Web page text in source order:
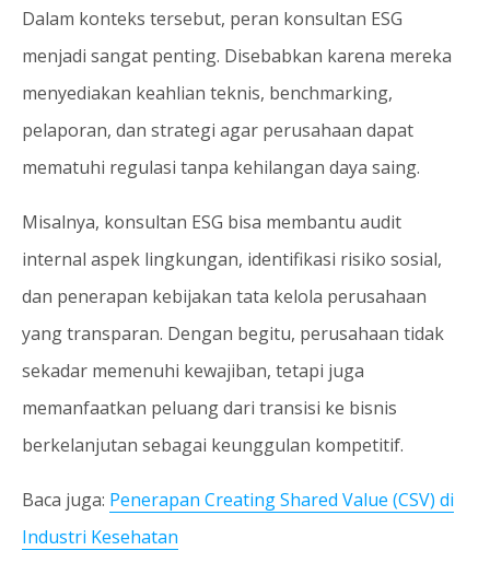
Dalam konteks tersebut, peran konsultan ESG
menjadi sangat penting. Disebabkan karena mereka
menyediakan keahlian teknis, benchmarking,
pelaporan, dan strategi agar perusahaan dapat
mematuhi regulasi tanpa kehilangan daya saing.
Misalnya, konsultan ESG bisa membantu audit
internal aspek lingkungan, identifikasi risiko sosial,
dan penerapan kebijakan tata kelola perusahaan
yang transparan. Dengan begitu, perusahaan tidak
sekadar memenuhi kewajiban, tetapi juga
memanfaatkan peluang dari transisi ke bisnis
berkelanjutan sebagai keunggulan kompetitif.
Baca juga: Penerapan Creating Shared Value (CSV) di
Industri Kesehatan